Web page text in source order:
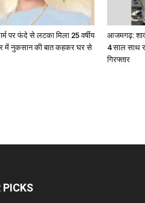
पर फंदे से लटका मिला 25 वर्षीय
में नुकसान की बात कहकर घर से
आजमगढ़:
4 साल साथ
गिरफ्तार
PICKS